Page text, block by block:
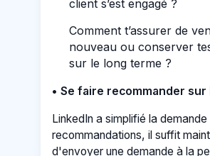
client s’est engagé ?
Comment t’assurer de
nouveau ou conserver
sur le long terme ?
• Se faire recommander sur
LinkedIn a simplifié la demande
recommandations, il suffit
d'envoyer une demande à la